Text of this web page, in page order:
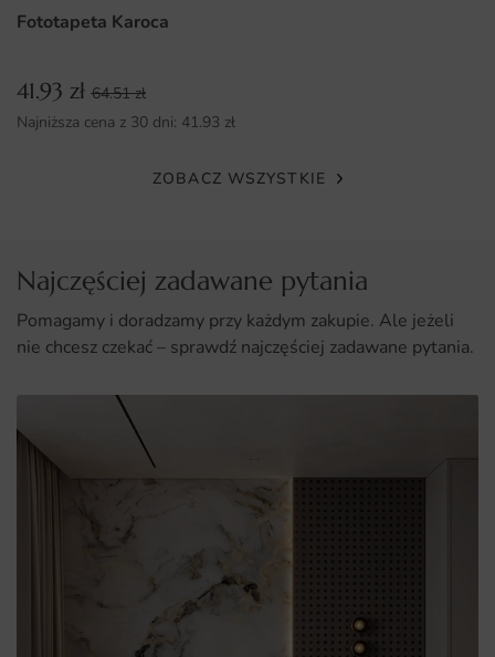
Wysoka jakość materiałów zapewnia długowieczność.
Łatwy montaż sprawia, że każdy może cieszyć się
pięknem tego obrazu.
Fototapeta Karoca
41.93 zł 64.51zł
Najniższa cena z 30 dni: 41.93 zł
ZOBACZ WSZYSTKIE
Najczęściej zadawane pytania
Pomagamy i doradzamy przy każdym zakupie. Ale jeżeli
nie chcesz czekać – sprawdź najczęściej zadawane pytania.